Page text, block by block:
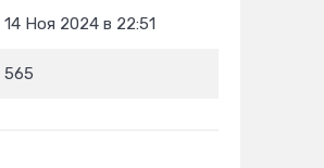
14 Ноя 2024 в 22:51
565